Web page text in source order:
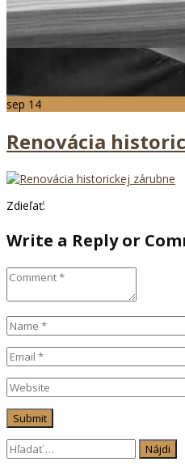
sep 14
Renovácia
Zdieľať:
Write a Reply or
Hľadať: